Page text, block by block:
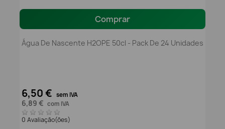
Comprar
Água De Nascente H2OPE 50cl - Pack De 24 Unidades
6,50 € sem IVA
6,89 € com IVA
0 Avaliação(ões)